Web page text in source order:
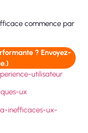
commence par
? Envoyez-
utilisateur
ux
inefficaces-ux-